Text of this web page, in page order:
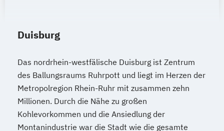
Duisburg
Das nordrhein-westfälische Duisburg ist Zentrum
des Ballungsraums Ruhrpott und liegt im Herzen der
Metropolregion Rhein-Ruhr mit zusammen zehn
Millionen. Durch die Nähe zu großen
Kohlevorkommen und die Ansiedlung der
Montanindustrie war die Stadt wie die gesamte